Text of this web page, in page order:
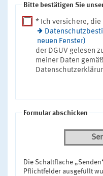
Bitte bestätigen Sie
* Ich versichere, die
neuen Fenster)
der DGUV gelesen
meiner Daten
Formular abschicken
Die Schaltfläche
Pflichtfelder ausgefüllt